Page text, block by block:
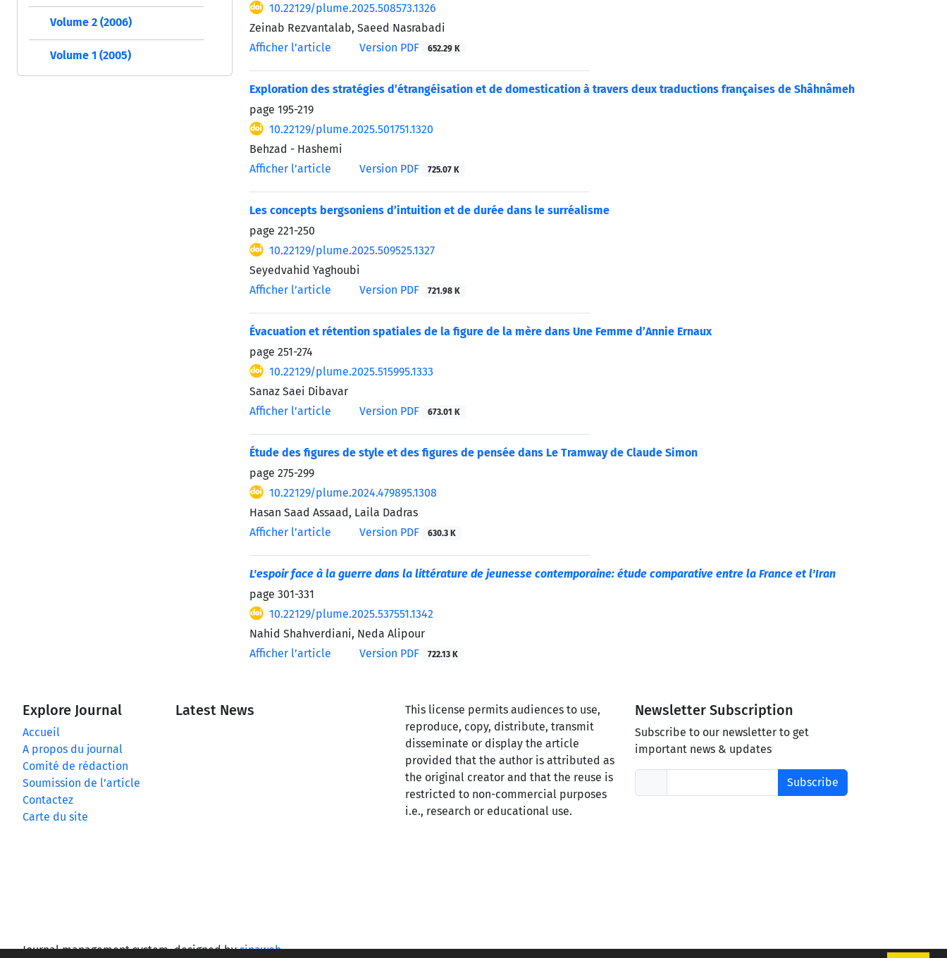
10.22129/plume.2025.508573.1326
Zeinab Rezvantalab, Saeed Nasrabadi
Afficher l’article
Version PDF 652.29 K
Exploration des stratégies d’étrangéisation et de domestication à travers deux traductions françaises de Shâhnâmeh
page 195-219
10.22129/plume.2025.501751.1320
Behzad - Hashemi
Afficher l’article
Version PDF 725.07 K
Les concepts bergsoniens d’intuition et de durée dans le surréalisme
page 221-250
10.22129/plume.2025.509525.1327
Seyedvahid Yaghoubi
Afficher l’article
Version PDF 721.98 K
Évacuation et rétention spatiales de la figure de la mère dans Une Femme d’Annie Ernaux
page 251-274
10.22129/plume.2025.515995.1333
Sanaz Saei Dibavar
Afficher l’article
Version PDF 673.01 K
Étude des figures de style et des figures de pensée dans Le Tramway de Claude Simon
page 275-299
10.22129/plume.2024.479895.1308
Hasan Saad Assaad, Laila Dadras
Afficher l’article
Version PDF 630.3 K
L'espoir face à la guerre dans la littérature de jeunesse contemporaine: étude comparative entre la France et l'Iran
page 301-331
10.22129/plume.2025.537551.1342
Nahid Shahverdiani, Neda Alipour
Afficher l’article
Version PDF 722.13 K
Volume 2 (2006)
Volume 1 (2005)
Explore Journal
Accueil
A propos du journal
Comité de rédaction
Soumission de l’article
Contactez
Carte du site
Latest News
This license permits audiences to use,
reproduce, copy, distribute, transmit
disseminate or display the article
provided that the author is attributed as
the original creator and that the reuse is
restricted to non-commercial purposes
i.e., research or educational use.
Newsletter Subscription
Subscribe to our newsletter to get
important news & updates
Subscribe
Journal management system.designed bysinaweb